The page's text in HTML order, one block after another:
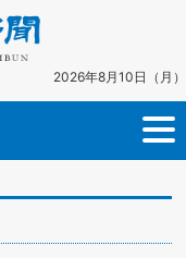
2026年8月10日（月）